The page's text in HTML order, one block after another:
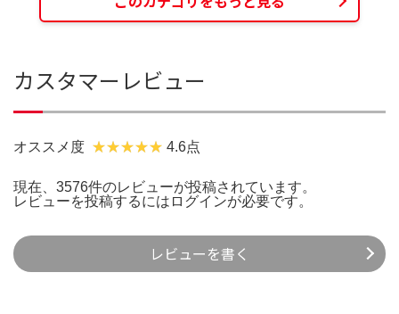
カスタマーレビュー
オススメ度 4.6点
現在、3576件のレビューが投稿されています。
レビューを投稿するには ログインが必要です。
レビューを書く